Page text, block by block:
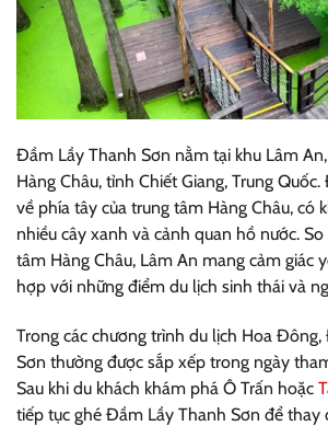
Đầm Lầy Thanh Sơn nằm tại khu Lâm
Hàng Châu, tỉnh Chiết Giang, Trung
về phía tây của trung tâm Hàng Châu, có
nhiều cây xanh và cảnh quan hồ nước.
tâm Hàng Châu, Lâm An mang cảm giác
hợp với những điểm du lịch sinh thái và
Trong các chương trình du lịch Hoa
Sơn thường được sắp xếp trong ngày
Sau khi du khách khám phá Ô Trấn hoặc
tiếp tục ghé Đầm Lầy Thanh Sơn để thay